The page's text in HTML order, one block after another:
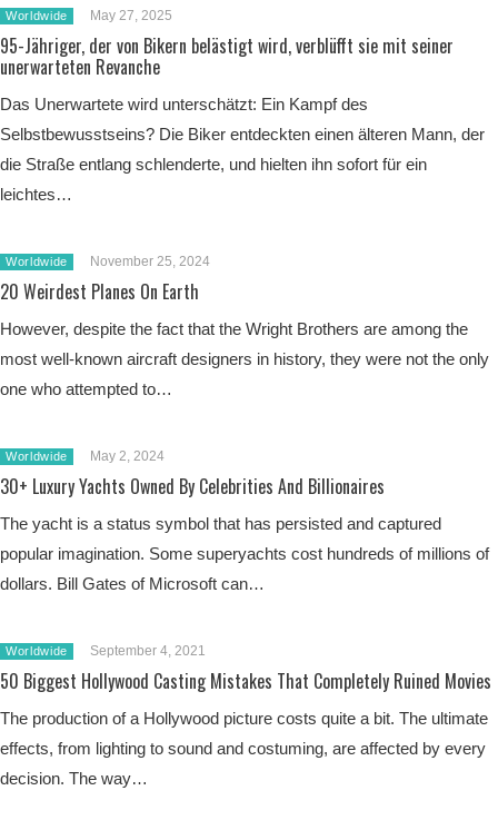
Worldwide May 27, 2025
95-Jähriger, der von Bikern belästigt wird, verblüfft sie mit seiner
unerwarteten Revanche
Das Unerwartete wird unterschätzt: Ein Kampf des
Selbstbewusstseins? Die Biker entdeckten einen älteren Mann, der
die Straße entlang schlenderte, und hielten ihn sofort für ein
leichtes…
Worldwide November 25, 2024
20 Weirdest Planes On Earth
However, despite the fact that the Wright Brothers are among the
most well-known aircraft designers in history, they were not the only
one who attempted to…
Worldwide May 2, 2024
30+ Luxury Yachts Owned By Celebrities And Billionaires
The yacht is a status symbol that has persisted and captured
popular imagination. Some superyachts cost hundreds of millions of
dollars. Bill Gates of Microsoft can…
Worldwide September 4, 2021
50 Biggest Hollywood Casting Mistakes That Completely Ruined Movies
The production of a Hollywood picture costs quite a bit. The ultimate
effects, from lighting to sound and costuming, are affected by every
decision. The way…